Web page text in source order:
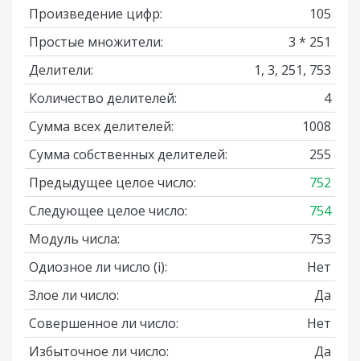
Произведение цифр:
105
Простые множители:
3 * 251
Делители:
1, 3, 251, 753
Количество делителей:
4
Сумма всех делителей:
1008
Сумма собственных делителей:
255
Предыдущее целое число:
752
Следующее целое число:
754
Модуль числа:
753
Одиозное ли число (i):
Нет
Злое ли число:
Да
Совершенное ли число:
Нет
Избыточное ли число:
Да